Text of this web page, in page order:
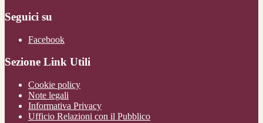
Seguici su
Facebook
Sezione Link Utili
Cookie policy
Note legali
Informativa Privacy
Ufficio Relazioni con il Pubblico